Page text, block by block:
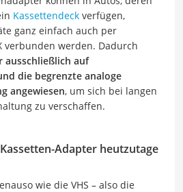
Kassettendeck verfügen,
ganz einfach auch per
verbunden werden. Dadurch
ausschließlich auf
die begrenzte analoge
angewiesen, um sich bei langen
zu verschaffen.
Adapter heutzutage
wie die VHS – also die